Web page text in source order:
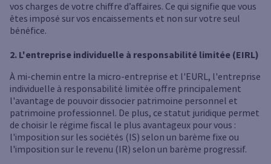
vos charges de votre chiffre d’affaires. Ce qui signifie que vous
êtes imposé sur vos encaissements et non sur votre seul
bénéfice.
2. L'entreprise individuelle à responsabilité limitée (EIRL)
À mi-chemin entre la micro-entreprise et l'EURL, l'entreprise
individuelle à responsabilité limitée offre principalement
l'avantage de pouvoir dissocier patrimoine personnel et
patrimoine professionnel. De plus, ce statut juridique permet
de choisir le régime fiscal le plus avantageux pour vous :
l'imposition sur les sociétés (IS) selon un barème fixe ou
l'imposition sur le revenu (IR) selon un barème progressif.